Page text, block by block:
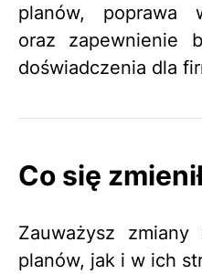
planów, poprawa
oraz zapewnienie
doświadczenia dla
Co się
Zauważysz
planów, jak i w ich